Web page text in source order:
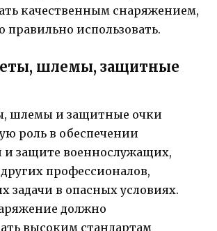
качественным снаряжением,
правильно использовать.
шлемы, защитные
шлемы и защитные очки
роль в обеспечении
и защите военнослужащих,
профессионалов,
в опасных условиях.
должно
высоким стандартам